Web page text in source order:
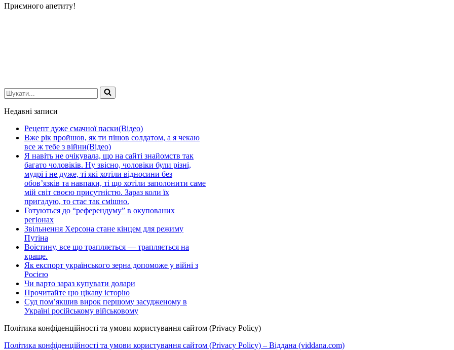
Приємного апетиту!
Шукати...
Недавні записи
Рецепт дуже смачної паски(Відео)
Вже рік пройшов, як ти пішов солдатом, а я чекаю
все ж тебе з війни(Відео)
Я навіть не очікувала, що на сайті знайомств так
багато чоловіків. Ну звісно, чоловіки були різні,
мудрі і не дуже, ті які хотіли відносини без
обов’язків та навпаки, ті що хотіли заполонити саме
мій світ своєю присутністю. Зараз коли їх
пригадую, то стає так смішно.
Готуються до “референдуму” в окупованих
регіонах
Звільнення Херсона стане кінцем для режиму
Путіна
Воістину, все що трапляється — трапляється на
краще.
Як експорт українського зерна допоможе у війні з
Росією
Чи варто зараз купувати долари
Прочитайте цю цікаву історію
Суд пом’якшив вирок першому засудженому в
Україні російському військовому
Політика конфіденційності та умови користування сайтом (Privacy Policy)
Політика конфіденційності та умови користування сайтом (Privacy Policy) – Віддана (viddana.com)